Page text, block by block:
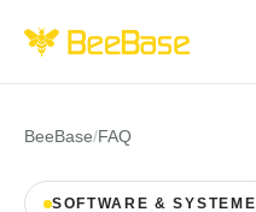
BeeBase/FAQ
SOFTWARE & SYSTEME